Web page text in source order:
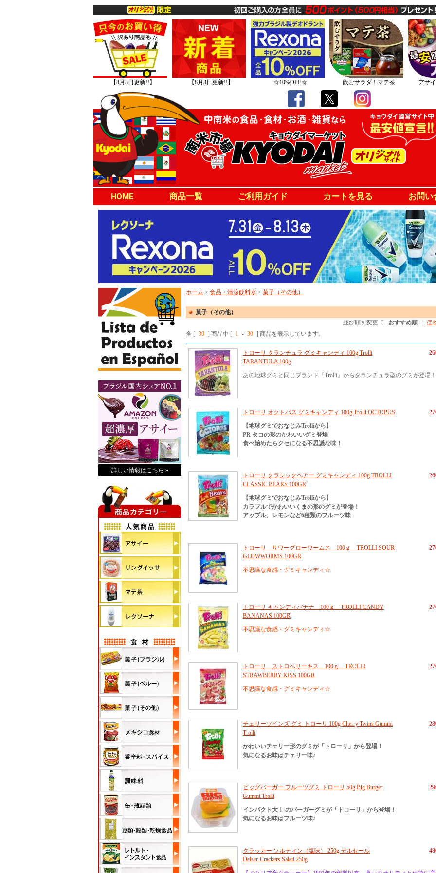
【8月3日更新!!】 【8月3日更新!!】 ☆10%OFF☆ 飲むサラダ！マテ茶 アサ
HOME 商品一覧 ご利用ガイド カートを見る お問い
詳しい情報はこちら »
ホーム > 食品・清涼飲料水 > 菓子（その他）
菓子（その他）
並び順を変更
[ おすすめ順
価
全 [ 30 ] 商品中 [ 1 - 30 ] 商品を表示しています。
トローリ タランチュラ グミキャンディ 100g Trolli
TARANTULA 100g
あの地球グミと同じブランド『Trolli』からタランチュラ型のグミが登場！
トローリ オクトパス グミキャンディ 100g Trolli OCTOPUS
【地球グミでおなじみTrolliから】
PR タコの形のかわいいグミ登場
食べ始めたらクセになる不思議な味！
トローリ クラシックベアー グミキャンディ 100g TROLLI
CLASSIC BEARS 100GR
【地球グミでおなじみTrolliから】
カラフルでかわいいくまの形のグミが登場！
アップル、レモンなど6種類のフルーツ味
トローリ サワーグローワームス 100ｇ TROLLI SOUR
GLOWWORMS 100GR
不思議な食感・グミキャンディ☆
トローリ キャンディバナナ 100ｇ TROLLI CANDY
BANANAS 100GR
不思議な食感・グミキャンディ☆
トローリ ストロベリーキス 100ｇ TROLLI
STRAWBERRY KISS 100GR
不思議な食感・グミキャンディ☆
チェリーツインズ グミ トローリ 100g Cherry Twins Gummi
Trolli
かわいいチェリー形のグミが「トローリ」から登場！
気になるお味はチェリー味♪
ビッグバーガー フルーツグミ トローリ 50g Big Burger
Gummi Trolli
インパクト大！ のバーガーグミが「トローリ」から登場！
気になるお味はフルーツ味♪
クラッカー ソルティン（塩味） 250g デルセール
Delser-Crackers Salati 250g